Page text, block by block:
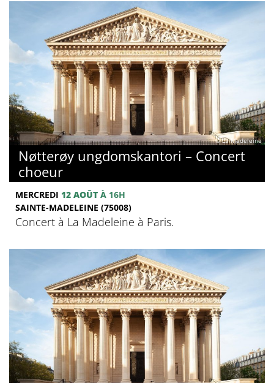
© La Madeleine
Nøtterøy ungdomskantori – Concert
choeur
MERCREDI 12 AOÛT À 16H
SAINTE-MADELEINE (75008)
Concert à La Madeleine à Paris.